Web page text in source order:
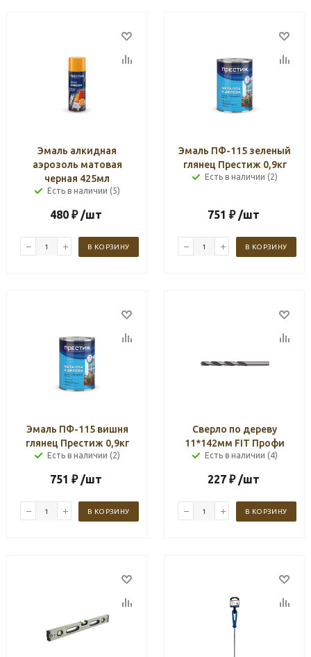
Эмаль алкидная
аэрозоль матовая
черная 425мл
Есть в наличии (5)
480₽ /шт
В КОРЗИНУ
Эмаль ПФ-115 зеленый
глянец Престиж 0,9кг
Есть в наличии (2)
751 ₽ /шт
В КОРЗИНУ
Эмаль ПФ-115 вишня
глянец Престиж 0,9кг
Есть в наличии (2)
751 ₽ /шт
В КОРЗИНУ
Сверло по дереву
11*142мм FIT Профи
Есть в наличии (4)
227₽ /шт
В КОРЗИНУ